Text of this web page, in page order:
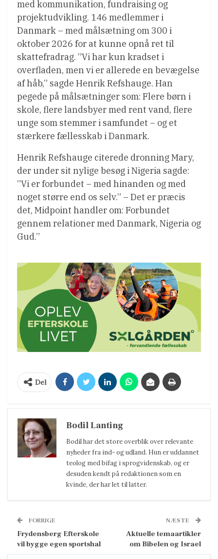
med kommunikation, fundraising og
projektudvikling. 146 medlemmer i
Danmark – med målsætning om 300 i
oktober 2026 for at kunne opnå ret til
skattefradrag. ”Vi har kun kradset i
overfladen, men vi er allerede en bevægelse
af håb,” sagde Henrik Refshauge. Han
pegede på målsætninger som: Flere børn i
skole, flere landsbyer med rent vand, flere
unge som stemmer i samfundet – og et
stærkere fællesskab i Danmark.
Henrik Refshauge citerede dronning Mary,
der under sit nylige besøg i Nigeria sagde:
”Vi er forbundet – med hinanden og med
noget større end os selv.” – Det er præcis
det, Midpoint handler om: Forbundet
gennem relationer med Danmark, Nigeria og
Gud.”
Del
Bodil Lanting
Bodil har det store overblik over relevante
nyheder fra ind- og udland. Hun er uddannet
teolog med bifag i sprogvidenskab, og er
desuden kendt på redaktionen som en
kvinde, der har let til latter.
FORRIGE
Frydensberg Efterskole
vil bygge egen sportshal
NÆSTE
Aktuelle temaartikler
om Bibelen og Israel